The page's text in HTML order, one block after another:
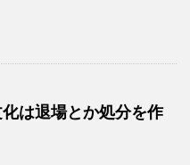
は退場とか処分を作